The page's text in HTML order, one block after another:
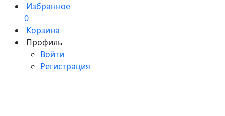
Избранное
0
Корзина
Профиль
Войти
Регистрация